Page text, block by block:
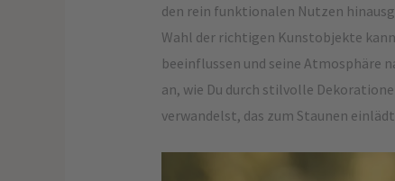
den rein funktionalen Nutzen
Wahl der richtigen Kunstobjekte
beeinflussen und seine Atmosphäre
an, wie Du durch stilvolle
verwandelst, das zum Staunen